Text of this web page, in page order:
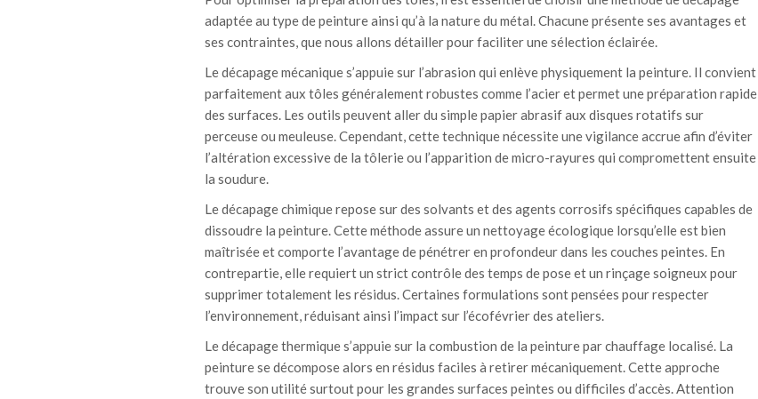
adaptée au type de peinture ainsi qu’à la nature du métal. Chacune présente ses avantages et
ses contraintes, que nous allons détailler pour faciliter une sélection éclairée.
Le décapage mécanique s’appuie sur l’abrasion qui enlève physiquement la peinture. Il convient
parfaitement aux tôles généralement robustes comme l’acier et permet une préparation rapide
des surfaces. Les outils peuvent aller du simple papier abrasif aux disques rotatifs sur
perceuse ou meuleuse. Cependant, cette technique nécessite une vigilance accrue afin d’éviter
l’altération excessive de la tôlerie ou l’apparition de micro-rayures qui compromettent ensuite
la soudure.
Le décapage chimique repose sur des solvants et des agents corrosifs spécifiques capables de
dissoudre la peinture. Cette méthode assure un nettoyage écologique lorsqu’elle est bien
maîtrisée et comporte l’avantage de pénétrer en profondeur dans les couches peintes. En
contrepartie, elle requiert un strict contrôle des temps de pose et un rinçage soigneux pour
supprimer totalement les résidus. Certaines formulations sont pensées pour respecter
l’environnement, réduisant ainsi l’impact sur l’écofévrier des ateliers.
Le décapage thermique s’appuie sur la combustion de la peinture par chauffage localisé. La
peinture se décompose alors en résidus faciles à retirer mécaniquement. Cette approche
trouve son utilité surtout pour les grandes surfaces peintes ou difficiles d’accès. Attention